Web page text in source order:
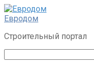
Перейти
к
Евродом
Строительный портал